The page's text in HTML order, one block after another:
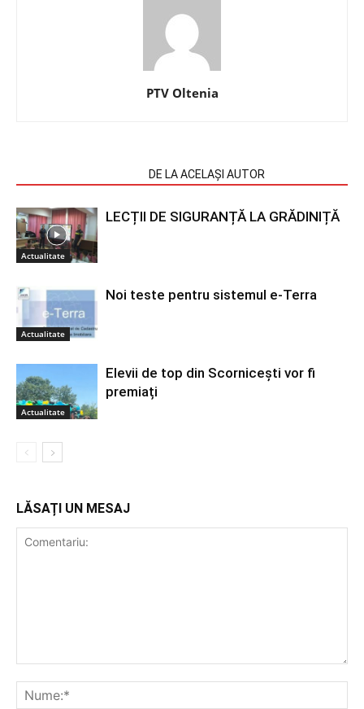
PTV Oltenia
DE LA ACELAȘI AUTOR
Actualitate
LECȚII DE SIGURANȚĂ LA GRĂDINIȚĂ
Actualitate
Noi teste pentru sistemul e-Terra
Actualitate
Elevii de top din Scornicești vor fi
premiați
LĂSAȚI UN MESAJ